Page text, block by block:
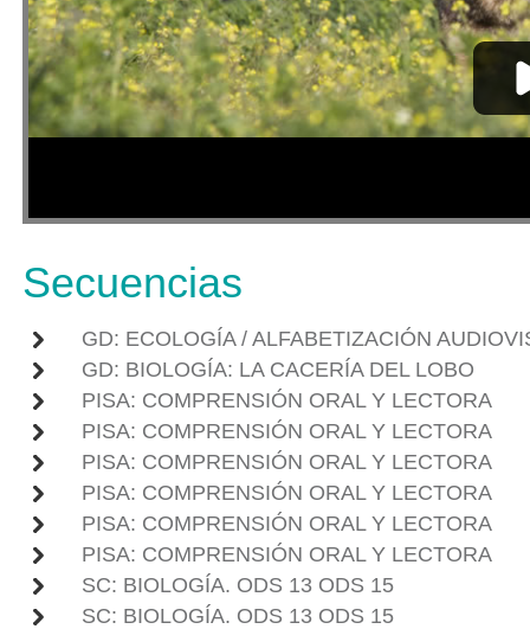
Secuencias
GD: ECOLOGÍA / ALFABETIZACIÓN
GD: BIOLOGÍA: LA CACERÍA DEL LOBO
PISA: COMPRENSIÓN ORAL Y LECTORA
PISA: COMPRENSIÓN ORAL Y LECTORA
PISA: COMPRENSIÓN ORAL Y LECTORA
PISA: COMPRENSIÓN ORAL Y LECTORA
PISA: COMPRENSIÓN ORAL Y LECTORA
PISA: COMPRENSIÓN ORAL Y LECTORA
SC: BIOLOGÍA. ODS 13 ODS 15
SC: BIOLOGÍA. ODS 13 ODS 15